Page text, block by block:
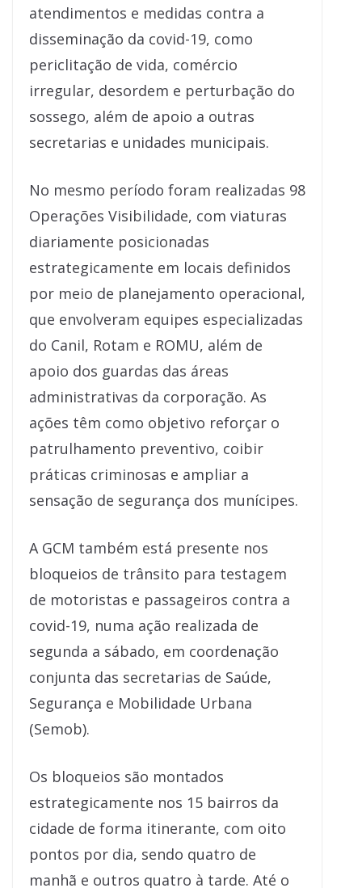
atendimentos e medidas contra a
disseminação da covid-19, como
periclitação de vida, comércio
irregular, desordem e perturbação do
sossego, além de apoio a outras
secretarias e unidades municipais.
No mesmo período foram realizadas 98
Operações Visibilidade, com viaturas
diariamente posicionadas
estrategicamente em locais definidos
por meio de planejamento operacional,
que envolveram equipes especializadas
do Canil, Rotam e ROMU, além de
apoio dos guardas das áreas
administrativas da corporação. As
ações têm como objetivo reforçar o
patrulhamento preventivo, coibir
práticas criminosas e ampliar a
sensação de segurança dos munícipes.
A GCM também está presente nos
bloqueios de trânsito para testagem
de motoristas e passageiros contra a
covid-19, numa ação realizada de
segunda a sábado, em coordenação
conjunta das secretarias de Saúde,
Segurança e Mobilidade Urbana
(Semob).
Os bloqueios são montados
estrategicamente nos 15 bairros da
cidade de forma itinerante, com oito
pontos por dia, sendo quatro de
manhã e outros quatro à tarde. Até o